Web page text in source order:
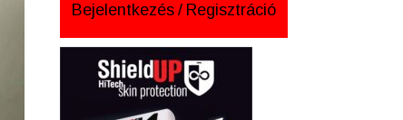
Bejelentkezés / Regisztráció